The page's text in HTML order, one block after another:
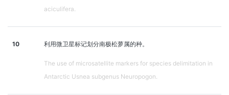
aciculifera.
10 利用微卫星标记划分南极松萝属的种。
The use of microsatellite markers for species delimitation in
Antarctic Usnea subgenus Neuropogon.